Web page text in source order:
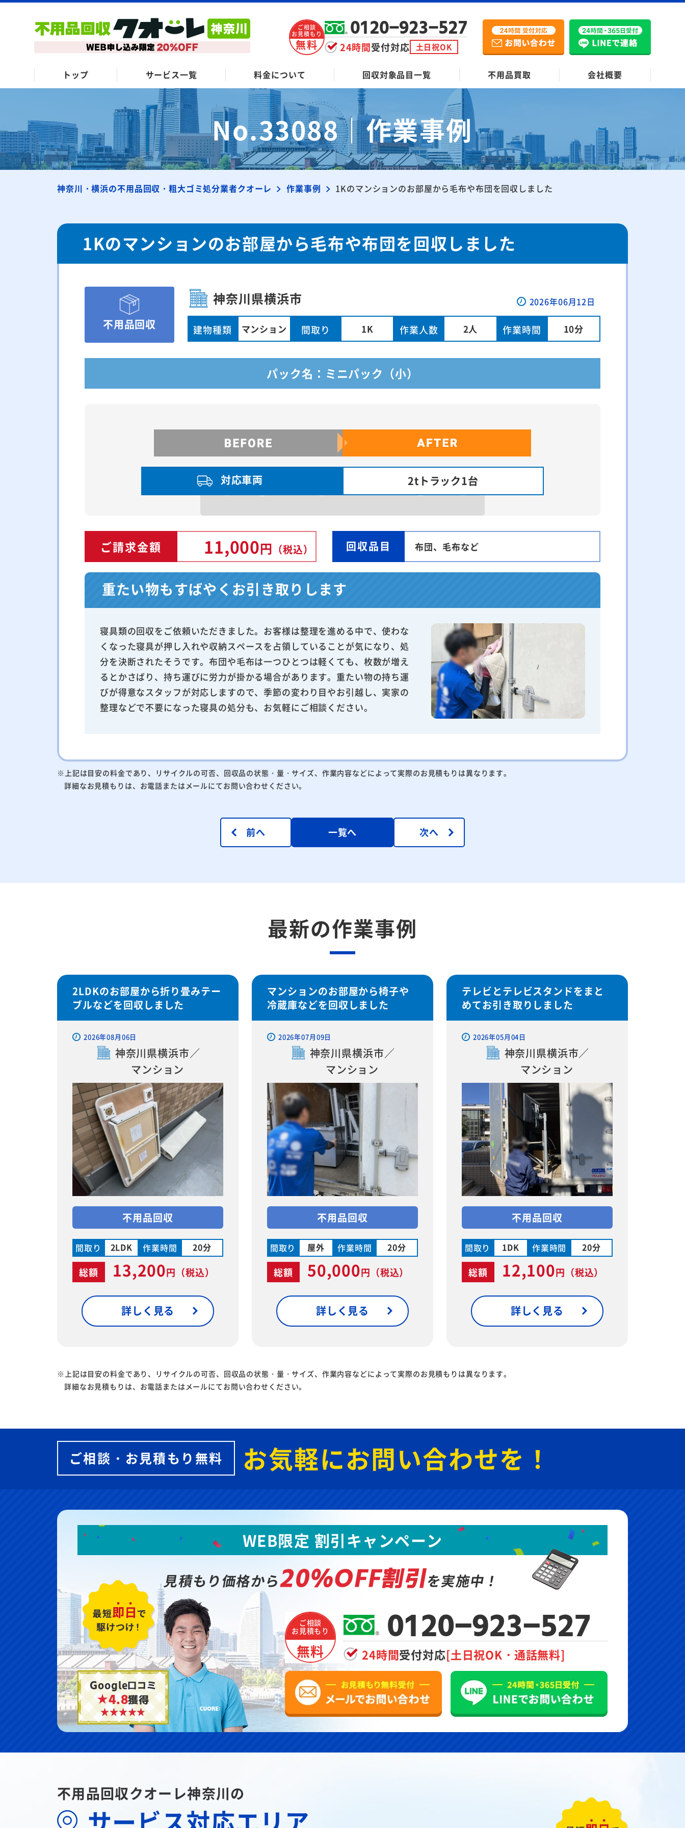
ご相談
お見積もり
無料
0120-923-527
24時間受付対応 土日祝OK
トップ サービス一覧 料金について 回収対象品目一覧 不用品買取 会社概要
No.33088｜作業事例
神奈川・横浜の不用品回収・粗大ゴミ処分業者クオーレ 作業事例 1Kのマンションのお部屋から毛布や布団を回収しました
1Kのマンションのお部屋から毛布や布団を回収しました
2026年06月12日
不用品回収
神奈川県横浜市
建物種類 マンション 間取り 1K 作業人数 2人 作業時間 10分
パック名：ミニパック（小）
対応車両 2tトラック1台
ご請求金額 11,000円 （税込） 回収品目 布団、毛布など
重たい物もすばやくお引き取りします
寝具類の回収をご依頼いただきました。お客様は整理を進める中で、使わな
くなった寝具が押し入れや収納スペースを占領していることが気になり、処
分を決断されたそうです。布団や毛布は一つひとつは軽くても、枚数が増え
るとかさばり、持ち運びに労力が掛かる場合があります。重たい物の持ち運
びが得意なスタッフが対応しますので、季節の変わり目やお引越し、実家の
整理などで不要になった寝具の処分も、お気軽にご相談ください。
※上記は目安の料金であり、リサイクルの可否、回収品の状態・量・サイズ、作業内容などによって実際のお見積もりは異なります。
詳細なお見積もりは、お電話またはメールにてお問い合わせください。
前へ 一覧へ 次へ
最新の作業事例
2LDKのお部屋から折り畳みテー
ブルなどを回収しました
2026年08月06日
神奈川県横浜市／
マンション
不用品回収
間取り 2LDK 作業時間 20分
総額 13,200円 （税込）
詳しく見る
マンションのお部屋から椅子や
冷蔵庫などを回収しました
2026年07月09日
神奈川県横浜市／
マンション
不用品回収
間取り 屋外 作業時間 20分
総額 50,000円 （税込）
詳しく見る
テレビとテレビスタンドをまと
めてお引き取りしました
2026年05月04日
神奈川県横浜市／
マンション
不用品回収
間取り 1DK 作業時間 20分
総額 12,100円 （税込）
詳しく見る
※上記は目安の料金であり、リサイクルの可否、回収品の状態・量・サイズ、作業内容などによって実際のお見積もりは異なります。
詳細なお見積もりは、お電話またはメールにてお問い合わせください。
ご相談・お見積もり無料 お気軽にお問い合わせを！
Google口コミ
★4.8獲得
WEB限定 割引キャンペーン
見積もり価格から20%OFF割引を実施中！
ご相談
お見積もり
無料
0120-923-527
24時間受付対応[土日祝OK・通話無料]
不用品回収クオーレ神奈川の